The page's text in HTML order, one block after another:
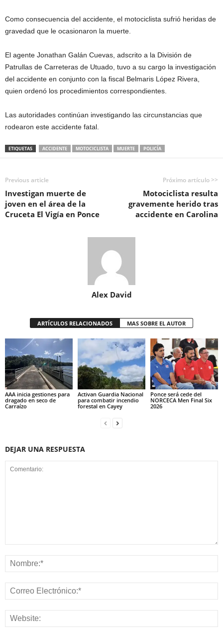
Como consecuencia del accidente, el motociclista sufrió heridas de
gravedad que le ocasionaron la muerte.
El agente Jonathan Galán Cuevas, adscrito a la División de
Patrullas de Carreteras de Utuado, tuvo a su cargo la investigación
del accidente en conjunto con la fiscal Belmaris López Rivera,
quien ordenó los procedimientos correspondientes.
Las autoridades continúan investigando las circunstancias que
rodearon este accidente fatal.
ETIQUETAS ACCIDENTE MOTOCICLISTA MUERTE POLICÍA
Previous article
Investigan muerte de
joven en el área de la
Cruceta El Vigía en Ponce
Próximo artículo >>
Motociclista resulta
gravemente herido tras
accidente en Carolina
Alex David
ARTÍCULOS RELACIONADOS MAS SOBRE EL AUTOR
AAA inicia gestiones para
dragado en seco de
Carraízo
Activan Guardia Nacional
para combatir incendio
forestal en Cayey
Ponce será cede del
NORCECA Men Final Six
2026
DEJAR UNA RESPUESTA